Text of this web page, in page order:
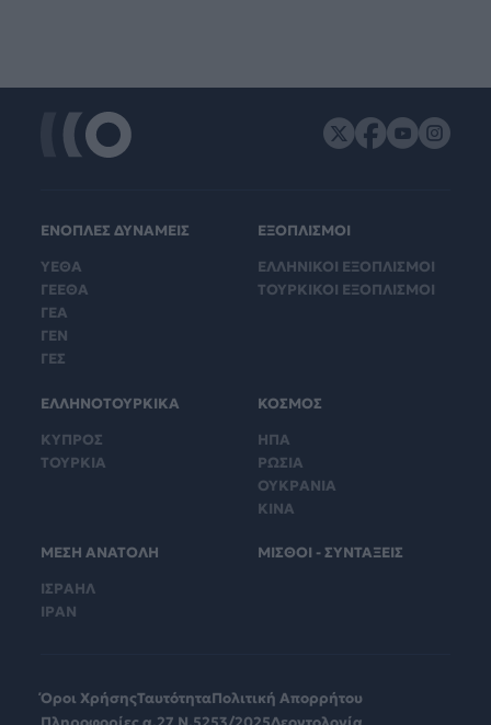
ΕΝΟΠΛΕΣ ΔΥΝΑΜΕΙΣ
ΥΕΘΑ
ΓΕΕΘΑ
ΓΕΑ
ΓΕΝ
ΓΕΣ
ΕΞΟΠΛΙΣΜΟΙ
ΕΛΛΗΝΙΚΟΙ ΕΞΟΠΛΙΣΜΟΙ
ΤΟΥΡΚΙΚΟΙ ΕΞΟΠΛΙΣΜΟΙ
ΕΛΛΗΝΟΤΟΥΡΚΙΚΑ
ΚΥΠΡΟΣ
ΤΟΥΡΚΙΑ
ΚΟΣΜΟΣ
ΗΠΑ
ΡΩΣΙΑ
ΟΥΚΡΑΝΙΑ
ΚΙΝΑ
ΜΕΣΗ ΑΝΑΤΟΛΗ
ΙΣΡΑΗΛ
ΙΡΑΝ
ΜΙΣΘΟΙ - ΣΥΝΤΑΞΕΙΣ
Όροι ΧρήσηςΤαυτότηταΠολιτική Απορρήτου